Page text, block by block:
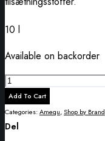
10 l
Available on backorder
Amequ
Sojaolie
quantity
Add To Cart
Categories:Amequ,Shop by Brand
Del